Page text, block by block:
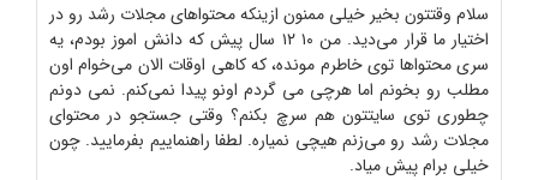
سلام وقتتون بخیر خیلی ممنون ازینکه محتواهای مجلات رشد رو در
اختیار ما قرار می‌دید. من ۱۰ ۱۲ سال پیش که دانش اموز بودم، یه
سری محتواها توی خاطرم مونده، که کاهی اوقات الان می‌خوام اون
مطلب رو بخونم اما هرچی می گردم اونو پیدا نمی‌کنم. نمی دونم
چطوری توی سایتتون هم سرچ بکنم؟ وقتی جستجو در محتوای
مجلات رشد رو می‌زنم هیچی نمیاره. لطفا راهنماییم بفرمایید. چون
خیلی برام پیش میاد.